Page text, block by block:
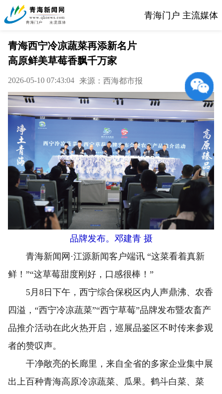
青海门户 主流媒体
青海西宁冷凉蔬菜再添新名片
高原鲜美草莓香飘千万家
2026-05-10 07:43:04 来源：西海都市报
品牌发布。邓建青 摄
青海新闻网·江源新闻客户端讯 “这菜看着真新
鲜！”“这草莓甜度刚好，口感很棒！”
5月8日下午，西宁综合保税区内人声鼎沸、农香
四溢，“西宁冷凉蔬菜”“西宁草莓”品牌发布暨农畜产
品推介活动在此火热开启，巡展品鉴区不时传来参观
者的赞叹声。
干净敞亮的长廊里，来自全省的多家企业集中展
出上百种青海高原冷凉蔬菜、瓜果。鹤斗白菜、菜